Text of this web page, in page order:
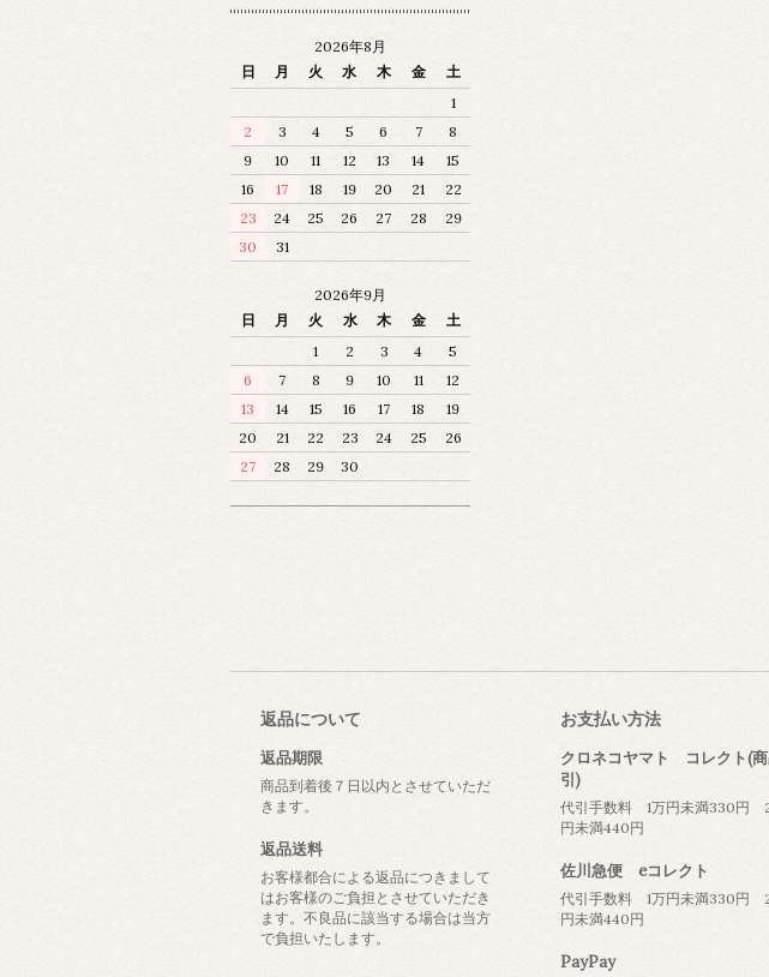
2026年8月
日
月 火 水 木 金
土
1
2
3 4 5 6 7
8
9
10 11 12 13 14
15
16
17 18 19 20 21
22
23
24 25 26 27 28
29
30
31
2026年9月
日
月 火 水 木 金
土
1
2 3 4
5
6
7 8 9 10 11
12
13
14 15 16 17 18
19
20
21 22 23 24 25
26
27
28 29 30
返品について
返品期限
商品到着後７日以内とさせていただ
きます。
返品送料
お客様都合による返品につきまして
はお客様のご負担とさせていただき
ます。不良品に該当する場合は当方
で負担いたします。
お支払い方法
クロネコヤマト コレクト(
引)
代引手数料 1万円未満330円
円未満440円
佐川急便 eコレクト
代引手数料 1万円未満330円
円未満440円
PayPay